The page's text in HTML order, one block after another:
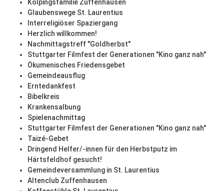
Kolpingsfamilie Zuffenhausen
Glaubenswege St. Laurentius
Interreligiöser Spaziergang
Herzlich willkommen!
Nachmittagstreff "Goldherbst"
Stuttgarter Filmfest der Generationen "Kino ganz nah"
Ökumenisches Friedensgebet
Gemeindeausflug
Erntedankfest
Bibelkreis
Krankensalbung
Spielenachmittag
Stuttgarter Filmfest der Generationen "Kino ganz nah"
Taizé-Gebet
Dringend Helfer/-innen für den Herbstputz im
Härtsfeldhof gesucht!
Gemeindeversammlung in St. Laurentius
Altenclub Zuffenhausen